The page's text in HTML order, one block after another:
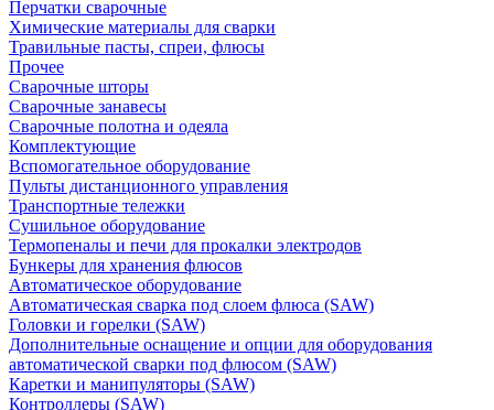
Перчатки сварочные
Химические материалы для сварки
Травильные пасты, спреи, флюсы
Прочее
Сварочные шторы
Сварочные занавесы
Сварочные полотна и одеяла
Комплектующие
Вспомогательное оборудование
Пульты дистанционного управления
Транспортные тележки
Сушильное оборудование
Термопеналы и печи для прокалки электродов
Бункеры для хранения флюсов
Автоматическое оборудование
Автоматическая сварка под слоем флюса (SAW)
Головки и горелки (SAW)
Дополнительные оснащение и опции для оборудования
автоматической сварки под флюсом (SAW)
Каретки и манипуляторы (SAW)
Контроллеры (SAW)